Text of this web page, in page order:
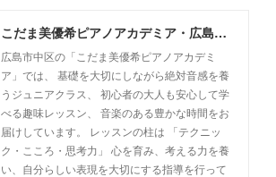
こだま美優希ピアノアカデミア・広島市中区
広島市中区の「こだま美優希ピアノアカデミ
ア」では、 基礎を大切にしながら絶対音感を養
うジュニアクラス、 初心者の大人も安心して学
べる趣味レッスン、 音楽のある豊かな時間をお
届けしています。 レッスンの柱は 「テクニッ
ク・こころ・思考力」 心を育み、考える力を養
い、自分らしい表現を大切にする指導を行って